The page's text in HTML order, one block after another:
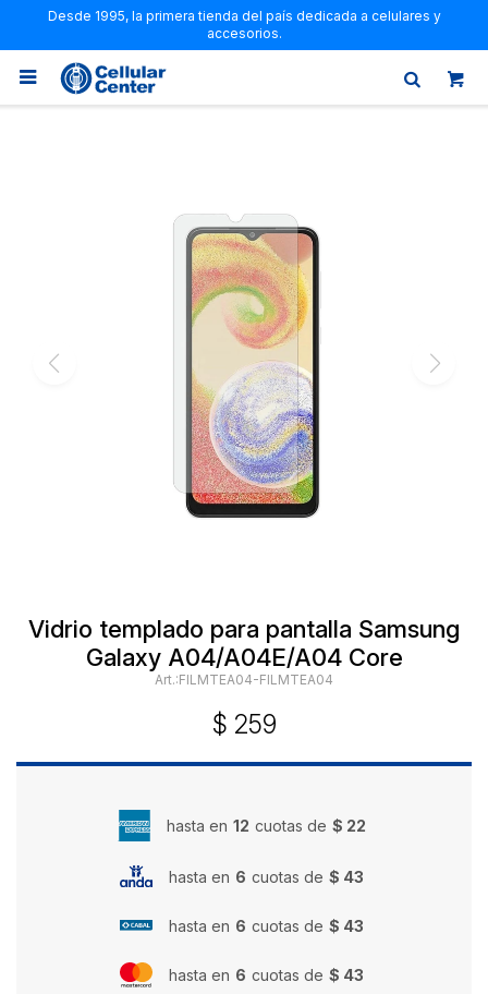
Desde 1995, la primera tienda del país dedicada a celulares y
accesorios.

Vidrio templado para pantalla Samsung
Galaxy A04/A04E/A04 Core
FILMTEA04-FILMTEA04
$ 259
hasta en 12 cuotas de $ 22
hasta en 6 cuotas de $ 43
hasta en 6 cuotas de $ 43
hasta en 6 cuotas de $ 43